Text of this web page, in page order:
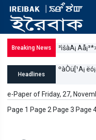
Breaking News ³ìšàA¡
Headlines
ºàÒü[¹A¡
e-Paper of Friday, 27,
Page 1 Page 2 Page 3 Page